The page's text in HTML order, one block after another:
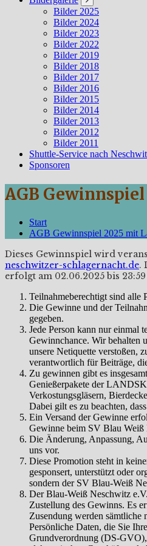
Bilder 2025
Bilder 2024
Bilder 2023
Bilder 2022
Bilder 2019
Bilder 2018
Bilder 2017
Bilder 2016
Bilder 2015
Bilder 2014
Bilder 2013
Bilder 2012
Bilder 2011
Shuttle-Service nach
Sponsoren
AGB
Start
AGB Gewinnspiel 2025 mit
Dieses Gewinnspiel wird
neschwitzer-schlagernacht.de.
erfolgt am 02.06.2025 bis
Teilnahmeberechtigt sind alle
Die Gewinne und der
gegeben.
Jede Person kann nur einmal
Gewinnchance. Wir behalten
unsere Netiquette verstoßen,
verantwortlich für Beiträge,
Zu gewinnen gibt es
Genießerpakete der
Verkostungsgläsern,
Dabei gilt es zu beachten,
Ein Versand der Gewinne
Gewinne beim SV Blau Weiß
Die Änderung, Anpassung,
uns vor.
Diese Promotion steht in
gesponsert, unterstützt oder
sondern der SV Blau-Weiß
Der Blau-Weiß Neschwitz
Zustellung des Gewinns. Es
Zusendung werden sämtliche
Persönliche Daten, die Sie
Grund­verordnung (DS-GVO),